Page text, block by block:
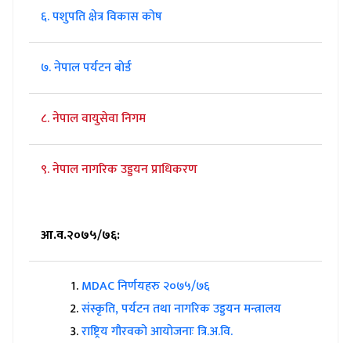
६. पशुपति क्षेत्र विकास कोष
७. नेपाल पर्यटन बोर्ड
८. नेपाल वायुसेवा निगम
९. नेपाल नागरिक उड्डयन प्राधिकरण
आ.व.२०७५/७६:
MDAC निर्णयहरु २०७५/७६
संस्कृति, पर्यटन तथा नागरिक उड्डयन मन्त्रालय
राष्ट्रिय गौरवको आयोजनाः त्रि.अ.वि.